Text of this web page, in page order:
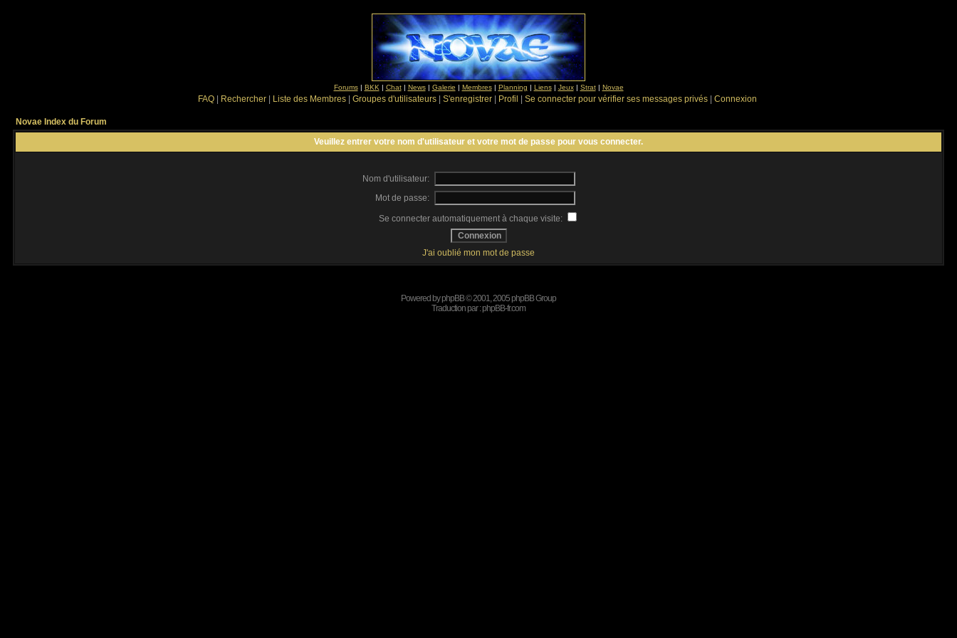
Forums| BKK | Chat| News| Galerie | Membres| Planning | Liens| Jeux| Strat| Novae
FAQ Rechercher Liste des Membres Groupes d'utilisateurs S'enregistrer Profil Se connecter pour vérifier ses messages privés Connexion
Novae Index du Forum
Veuillez entrer votre nom d'utilisateur et votre mot de passe pour vous connecter.
Nom d'utilisateur:
Mot de passe:
Se connecter automatiquement à chaque visite:
J'ai oublié mon mot de passe
Powered byphpBB© 2001, 2005 phpBB Group
Traduction par :phpBB-fr.com